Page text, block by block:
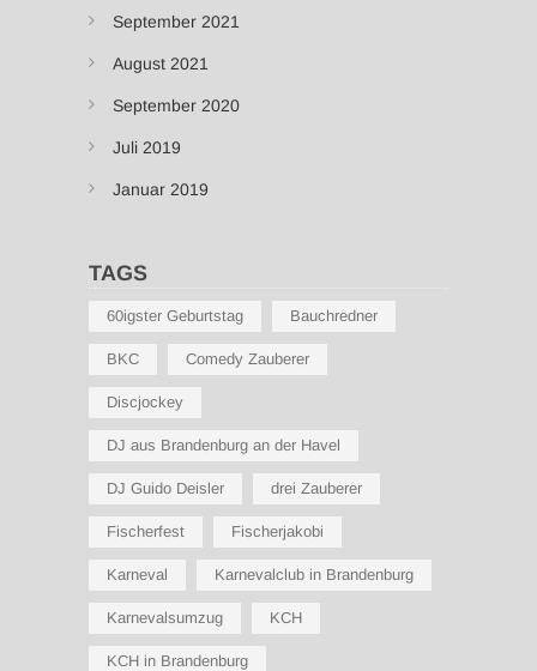
September 2021
August 2021
September 2020
Juli 2019
Januar 2019
TAGS
60igster Geburtstag Bauchredner
BKC Comedy Zauberer
Discjockey
DJ aus Brandenburg an der Havel
DJ Guido Deisler drei Zauberer
Fischerfest Fischerjakobi
Karneval Karnevalclub in Brandenburg
Karnevalsumzug KCH
KCH in Brandenburg